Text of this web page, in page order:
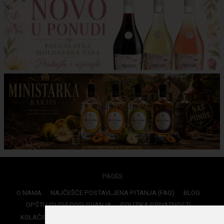
PAGES
O NAMA NAJČEŠĆE POSTAVLJENA PITANJA (FAQ)
BLOG
OPŠTI USLOVI POSLOVANJA
POLITIKA PRIVATNOSTI
KOLAČIĆI (Cookies)